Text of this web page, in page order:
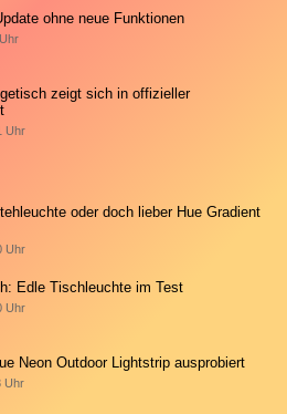
ohne neue Funktionen
zeigt sich in offizieller
Uhr
oder doch lieber Hue Gradient
Uhr
Edle Tischleuchte im Test
Uhr
Neon Outdoor Lightstrip ausprobiert
Uhr